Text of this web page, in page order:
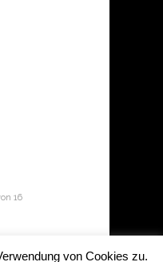
16
von Cookies zu.